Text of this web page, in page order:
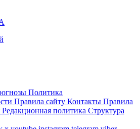
Политика
Правила сайту Контакты Правила
Редакционная политика Структура